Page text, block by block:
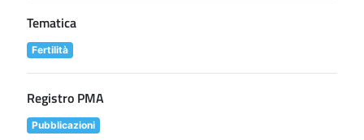
Tematica
Fertilità
Registro PMA
Pubblicazioni